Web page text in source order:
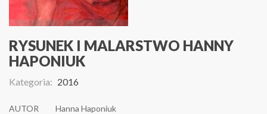
RYSUNEK I MALARSTWO HANNY
HAPONIUK
Kategoria: 2016
AUTOR Hanna Haponiuk